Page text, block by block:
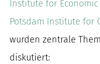
Institute for Economic
Potsdam Institute for
wurden zentrale
diskutiert: